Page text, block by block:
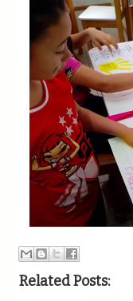
Related Posts: